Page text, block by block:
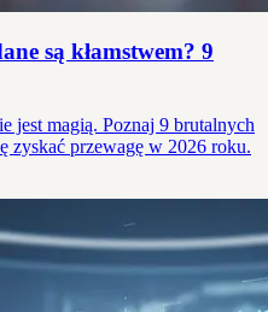
są kłamstwem? 9
jest magią. Poznaj 9 brutalnych
zyskać przewagę w 2026 roku.